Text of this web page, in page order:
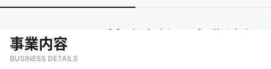
Science Aid株式会社
事業内容
BUSINESS DETAILS